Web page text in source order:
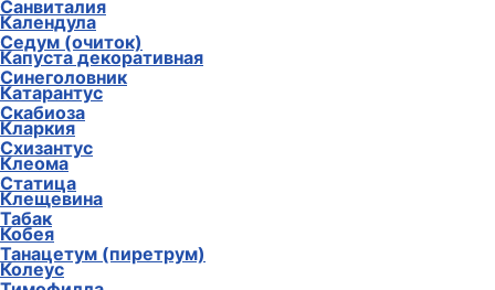
Санвиталия
Седум (очиток)
Синеголовник
Скабиоза
Схизантус
Статица
Табак
Танацетум (пиретрум)
Календула
Капуста декоративная
Катарантус
Кларкия
Клеома
Клещевина
Кобея
Колеус